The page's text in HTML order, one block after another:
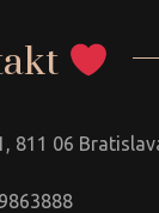
811 06